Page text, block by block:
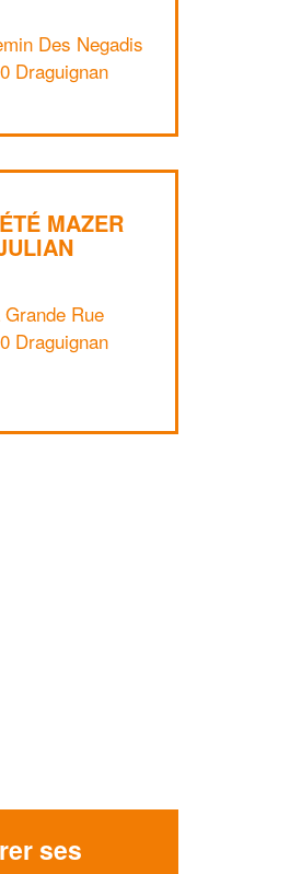
Des Negadis
Draguignan
MAZER
Grande Rue
Draguignan
ses